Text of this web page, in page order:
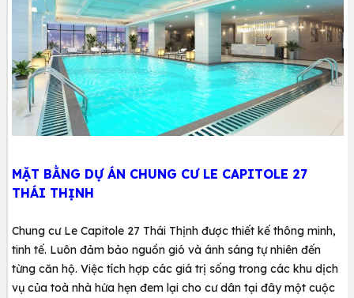
​MẶT BẰNG DỰ ÁN CHUNG CƯ LE CAPITOLE 27
THÁI THỊNH
Chung cư Le Capitole 27 Thái Thịnh được thiết kế thông minh,
tinh tế. Luôn đảm bảo nguồn gió và ánh sáng tự nhiên đến
từng căn hộ. Việc tích hợp các giá trị sống trong các khu dịch
vụ của toà nhà hứa hẹn đem lại cho cư dân tại đây một cuộc